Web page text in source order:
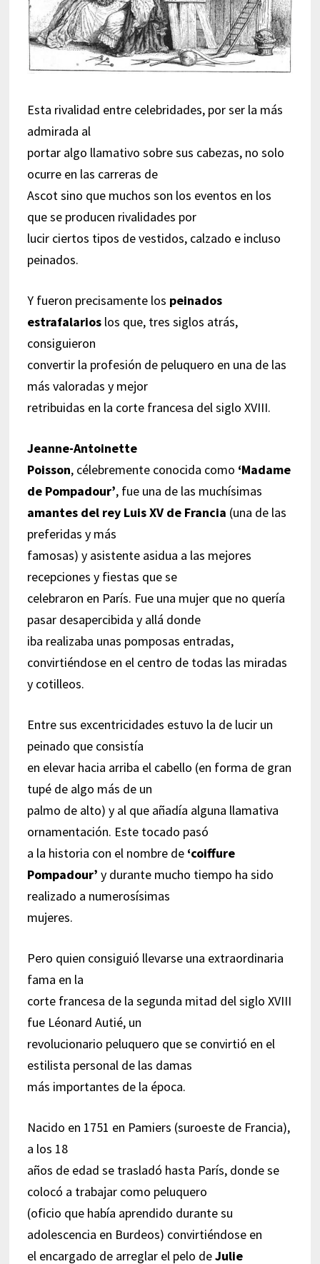
Esta rivalidad entre celebridades, por ser la más
admirada al
portar algo llamativo sobre sus cabezas, no solo
ocurre en las carreras de
Ascot sino que muchos son los eventos en los
que se producen rivalidades por
lucir ciertos tipos de vestidos, calzado e incluso
peinados.
Y fueron precisamente los peinados
estrafalarioslos que, tres siglos atrás,
consiguieron
convertir la profesión de peluquero en una de las
más valoradas y mejor
retribuidas en la corte francesa del siglo XVIII.
Jeanne-Antoinette
Poisson, célebremente conocida como ‘Madame
de Pompadour’, fue una de las muchísimas
amantes del rey Luis XV de Francia (una de las
preferidas y más
famosas) y asistente asidua a las mejores
recepciones y fiestas que se
celebraron en París. Fue una mujer que no quería
pasar desapercibida y allá donde
iba realizaba unas pomposas entradas,
convirtiéndose en el centro de todas las miradas
y cotilleos.
Entre sus excentricidades estuvo la de lucir un
peinado que consistía
en elevar hacia arriba el cabello (en forma de gran
tupé de algo más de un
palmo de alto) y al que añadía alguna llamativa
ornamentación. Este tocado pasó
a la historia con el nombre de ‘coiffure
Pompadour’ y durante mucho tiempo ha sido
realizado a numerosísimas
mujeres.
Pero quien consiguió llevarse una extraordinaria
fama en la
corte francesa de la segunda mitad del siglo XVIII
fue Léonard Autié, un
revolucionario peluquero que se convirtió en el
estilista personal de las damas
más importantes de la época.
Nacido en 1751 en Pamiers (suroeste de Francia),
a los 18
años de edad se trasladó hasta París, donde se
colocó a trabajar como peluquero
(oficio que había aprendido durante su
adolescencia en Burdeos) convirtiéndose en
el encargado de arreglar el pelo deJulie